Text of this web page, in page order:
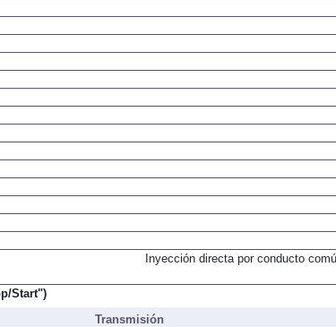
Inyección directa por conducto
Start")
Transmisión